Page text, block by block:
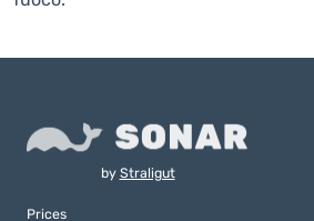
by Straligut
Prices